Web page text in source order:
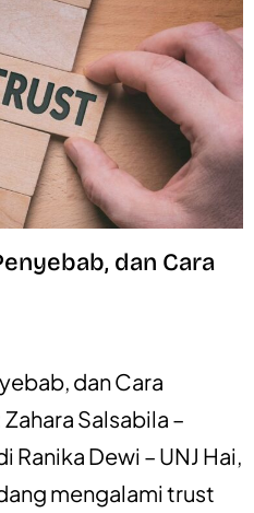
dan Cara
dan Cara
Salsabila –
Dewi – UNJ Hai,
mengalami trust